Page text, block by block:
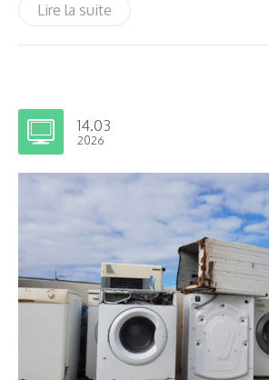
Lire la suite
14.03
2026